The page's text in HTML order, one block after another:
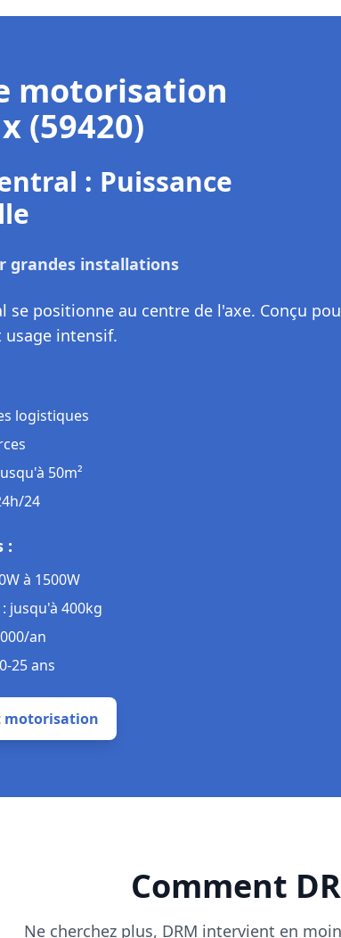
motorisation
(59420)
: Solution Flexible
se fixe à côté de l'axe d'enroulement, sans
complet du système. Idéal pour
existants sans intervention lourde.
manuels existants
(réversible)
sans travaux majeurs
:
à 800W
(sans démontage de l'axe)
au manuel possible
18 ans
motorisation
Comment
Ne cherchez plus, DRM intervient en